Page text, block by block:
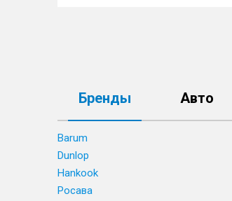
Бренды Авто
Barum
Dunlop
Hankook
Росава